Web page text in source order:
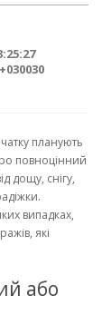
планують
повноцінний
дощу, снігу,
випадках,
які
або